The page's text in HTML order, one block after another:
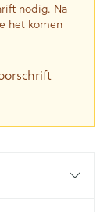
nodig. Na
het komen